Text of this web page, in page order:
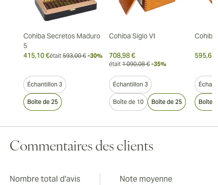
Cohiba Secretos Maduro
5
415,10 €était 593,00 € -30%
Échantillon 3
Boîte de 25
Cohiba Siglo VI
708,98 €
était 1 090,08 € -35%
Échantillon 3
Boîte de 10 Boîte de 25
Cohiba
595,62
Boîte
Commentaires des clients
Nombre total d'avis Note moyenne